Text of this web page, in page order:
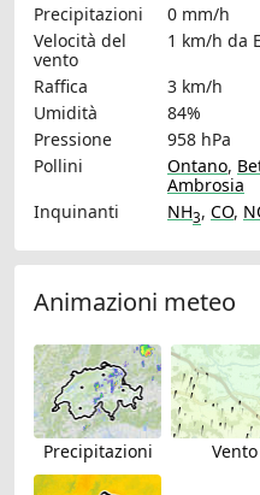
Precipitazioni
0 mm/h
Velocità del
vento
1 km/h da
Raffica
3 km/h
Umidità
84%
Pressione
958 hPa
Pollini
Ontano,
Ambrosia
Inquinanti
NH3, CO,
Animazioni meteo
Precipitazioni Vento